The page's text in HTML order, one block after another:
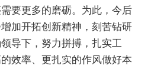
要更多的磨砺。为此，今后
加开拓创新精神，刻苦钻研
导下，努力拼搏，扎实工
效率、更扎实的作风做好本